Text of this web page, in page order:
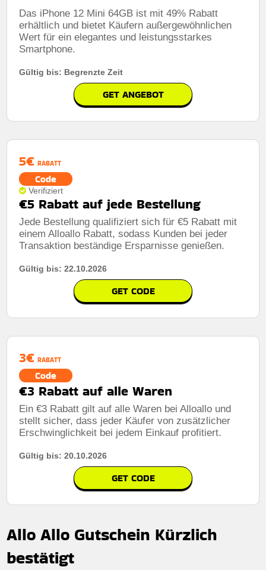
Das iPhone 12 Mini 64GB ist mit 49% Rabatt
erhältlich und bietet Käufern außergewöhnlichen
Wert für ein elegantes und leistungsstarkes
Smartphone.
Gültig bis: Begrenzte Zeit
GET ANGEBOT
5€ RABATT
Code
Verifiziert
€5 Rabatt auf jede Bestellung
Jede Bestellung qualifiziert sich für €5 Rabatt mit
einem Alloallo Rabatt, sodass Kunden bei jeder
Transaktion beständige Ersparnisse genießen.
Gültig bis: 22.10.2026
GET CODE
3€ RABATT
Code
€3 Rabatt auf alle Waren
Ein €3 Rabatt gilt auf alle Waren bei Alloallo und
stellt sicher, dass jeder Käufer von zusätzlicher
Erschwinglichkeit bei jedem Einkauf profitiert.
Gültig bis: 20.10.2026
GET CODE
Allo Allo Gutschein Kürzlich
bestätigt